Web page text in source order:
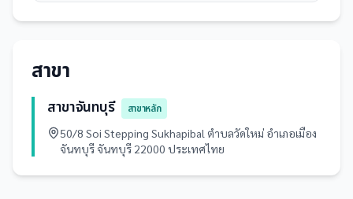
สาขา
สาขาจันทบุรี
สาขาหลัก
50/8 Soi Stepping Sukhapibal ตำบลวัดใหม่ อำเภอเมือง
จันทบุรี จันทบุรี 22000 ประเทศไทย